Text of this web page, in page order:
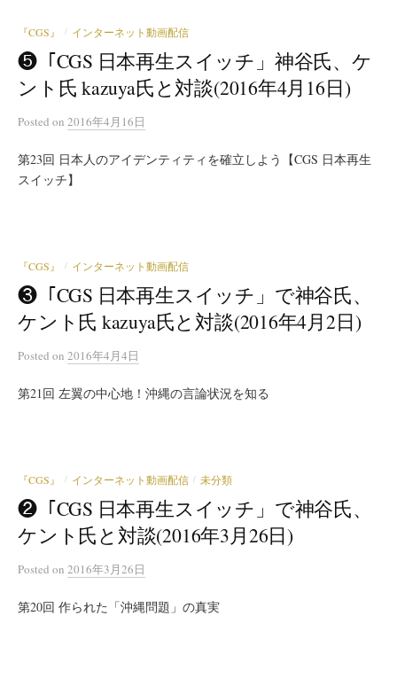
『CGS』 / インターネット動画配信
❺「CGS 日本再生スイッチ」神谷氏、ケ
ント氏 kazuya氏と対談(2016年4月16日)
Posted on 2016年4月16日
第23回 日本人のアイデンティティを確立しよう【CGS 日本再生
スイッチ】
『CGS』 / インターネット動画配信
❸「CGS 日本再生スイッチ」で神谷氏、
ケント氏 kazuya氏と対談(2016年4月2日)
Posted on 2016年4月4日
第21回 左翼の中心地！沖縄の言論状況を知る
『CGS』 / インターネット動画配信 / 未分類
❷「CGS 日本再生スイッチ」で神谷氏、
ケント氏と対談(2016年3月26日)
Posted on 2016年3月26日
第20回 作られた「沖縄問題」の真実